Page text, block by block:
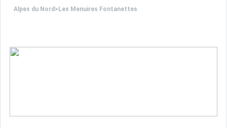
Alpes du Nord > Les Menuires Fontanettes